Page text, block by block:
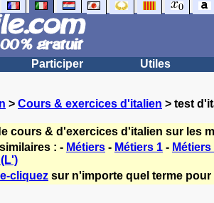
Participer Utiles
> Cours & exercices d'italien > test
cours & d'exercices d'italien sur les
: - Métiers - Métiers 1 - Métiers
cliquez sur n'importe quel terme